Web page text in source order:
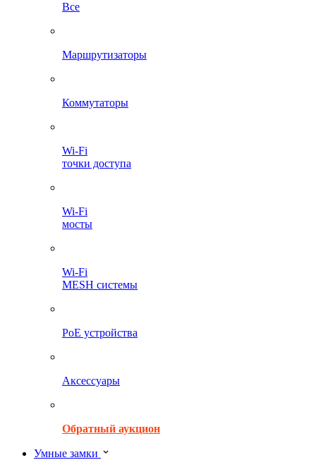
Все
Маршрутизаторы
Коммутаторы
Wi-Fi
точки доступа
Wi-Fi
мосты
Wi-Fi
MESH системы
PoE устройства
Аксессуары
Обратный аукцион
Умные замки